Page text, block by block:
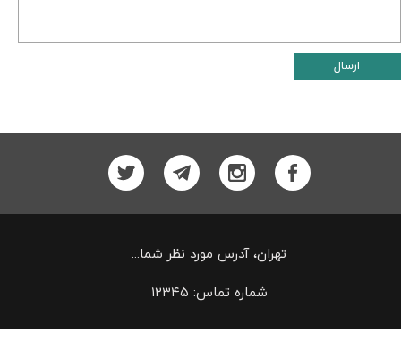
ارسال
تهران، آدرس مورد نظر شما...
شماره تماس: ۱۲۳۴۵